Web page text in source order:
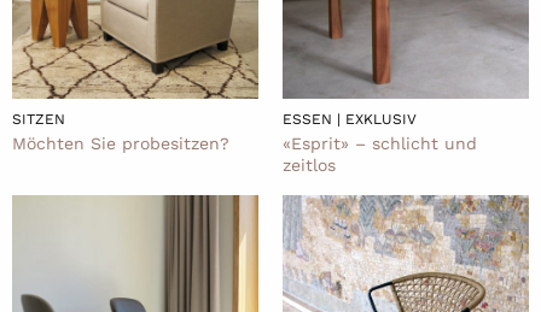
SITZEN
Möchten Sie probesitzen?
ESSEN | EXKLUSIV
«Esprit» – schlicht und
zeitlos